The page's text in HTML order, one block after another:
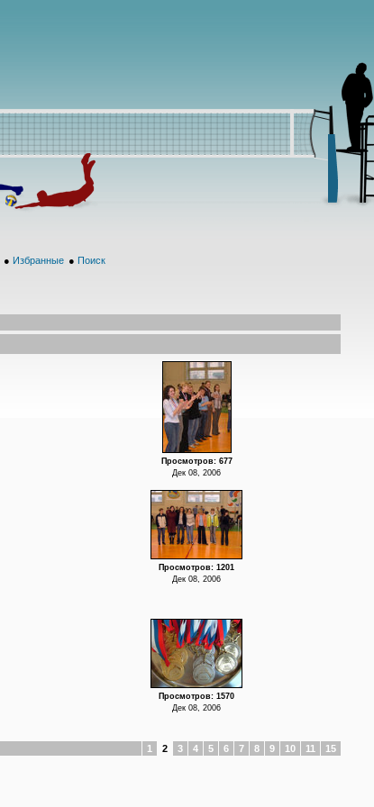
● Избранные ● Поиск
Просмотров: 677
Дек 08, 2006
Просмотров: 1201
Дек 08, 2006
Просмотров: 1570
Дек 08, 2006
1 2 3 4 5 6 7 8 9 10 11 15